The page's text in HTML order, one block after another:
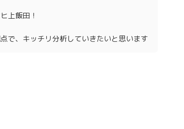
上飯田！
で、キッチリ分析していきたいと思います